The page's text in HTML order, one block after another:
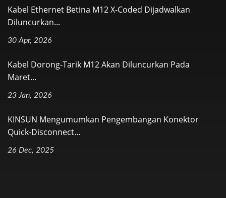
Kabel Ethernet Betina M12 X-Coded Dijadwalkan
Diluncurkan...
30 Apr, 2026
Kabel Dorong-Tarik M12 Akan Diluncurkan Pada
Maret...
23 Jan, 2026
KINSUN Mengumumkan Pengembangan Konektor
Quick-Disconnect...
26 Dec, 2025